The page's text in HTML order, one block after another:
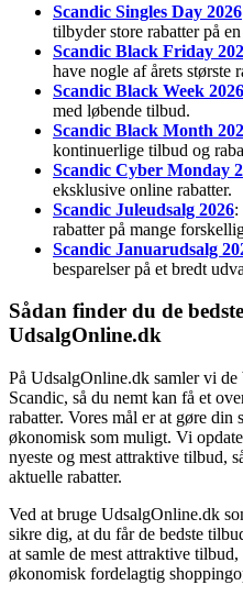
Scandic Singles Day 2026
tilbyder store rabatter på
Scandic Black Friday
have nogle af årets største
Scandic Black Week 2026
med løbende tilbud.
Scandic Black Month
kontinuerlige tilbud og
Scandic Cyber Monday
eksklusive online rabatter.
Scandic Juleudsalg 2026:
rabatter på mange
Scandic Januarudsalg
besparelser på et bredt
Sådan finder du de
UdsalgOnline.dk
På UdsalgOnline.dk samler vi de
Scandic, så du nemt kan få et
rabatter. Vores mål er at gøre din
økonomisk som muligt. Vi
nyeste og mest attraktive tilbud,
aktuelle rabatter.
Ved at bruge UdsalgOnline.dk
sikre dig, at du får de bedste
at samle de mest attraktive
økonomisk fordelagtig